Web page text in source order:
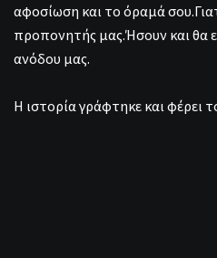
αφοσίωση και το όραμά
προπονητής μας.Ήσουν και θα
ανόδου μας.
Η ιστορία γράφτηκε και φέρει